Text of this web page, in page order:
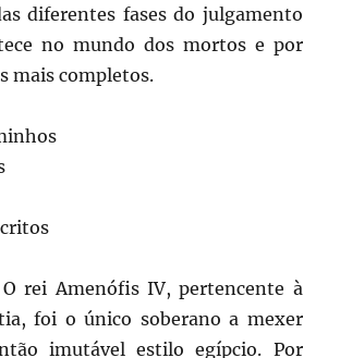
diferentes fases do julgamento
no mundo dos mortos e por
mais completos.
rei Amenófis IV, pertencente à
foi o único soberano a mexer
imutável estilo egípcio. Por